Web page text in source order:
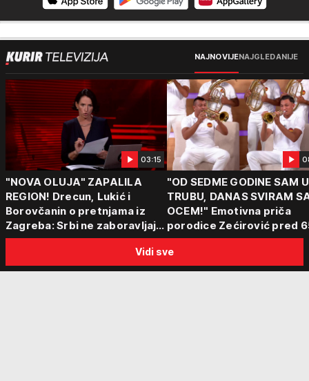
NAJNOVIJENAJGLEDANIJE
03:15
"NOVA OLUJA" ZAPALILA
REGION! Drecun, Lukić i
Borovčanin o pretnjama iz
Zagreba: Srbi ne zaboravljaju
progon
"OD SEDME GODINE SAM
TRUBU, DANAS SVIRAM
OCEM!" Emotivna priča
porodice Zećirović pred
Sabor trubača u Guči
Vidi sve